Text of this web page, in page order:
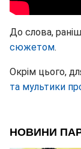
До слова,
сюжетом.
Окрім цього,
та мультики